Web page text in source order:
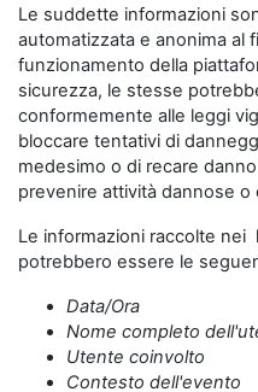
Le suddette informazioni
automatizzata e anonima al
funzionamento della
sicurezza, le stesse
conformemente alle leggi
bloccare tentativi di
medesimo o di recare
prevenire attività dannose
Le informazioni raccolte nei
potrebbero essere le
Data/Ora
Nome completo
Utente coinvolto
Contesto dell'evento